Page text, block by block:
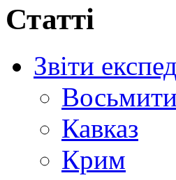
Статті
Звіти
Кавказ
Крим